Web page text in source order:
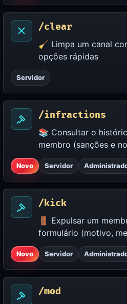
/clear
🧹 Limpa um canal
opções rápidas
Servidor
/infractions
📚 Consultar o
membro (sanções e
Novo Servidor
/kick
🚪 Expulsar um
formulário (motivo,
Novo Servidor
/mod